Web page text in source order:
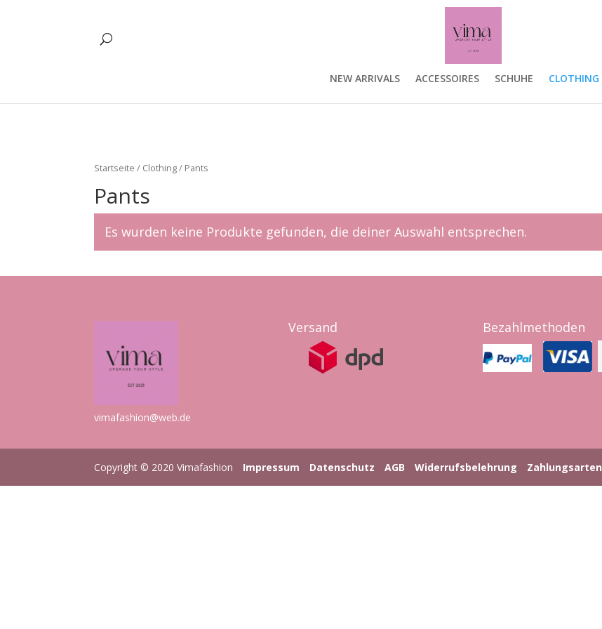
NEW ARRIVALS ACCESSOIRES SCHUHE CLOTHING
Startseite / Clothing/ Pants
Pants
Es wurden keine Produkte gefunden, die deiner Auswahl entsprechen.
vimafashion@web.de
Versand Bezahlmethoden
Copyright © 2020 Vimafashion Impressum Datenschutz AGB Widerrufsbelehrung Zahlungsarten